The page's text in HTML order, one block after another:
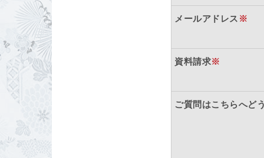
メールアドレス ※
資料請求※
ご質問はこちらへど